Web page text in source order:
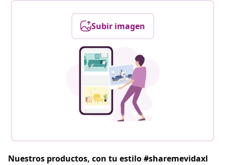
Subir imagen
Nuestros productos, con tu estilo #sharemevidaxl